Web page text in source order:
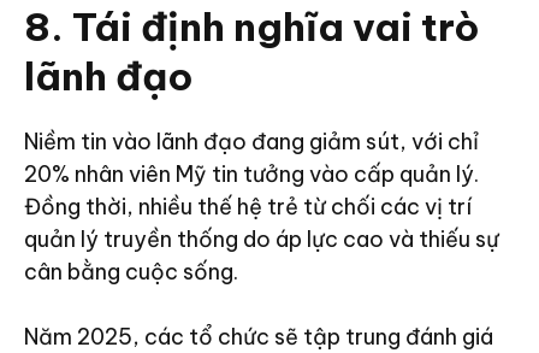
8. Tái định nghĩa vai trò
lãnh đạo
Niềm tin vào lãnh đạo đang giảm sút, với chỉ
20% nhân viên Mỹ tin tưởng vào cấp quản lý.
Đồng thời, nhiều thế hệ trẻ từ chối các vị trí
quản lý truyền thống do áp lực cao và thiếu sự
cân bằng cuộc sống.
Năm 2025, các tổ chức sẽ tập trung đánh giá